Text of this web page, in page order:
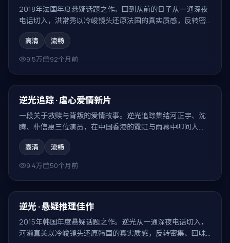
2018年法国年度悬疑话题之作。回到从前的日子从一通深夜
电话切入，洪常秀以冷峻镜头还原法国的真实质感，反转密
集、回味无穷。
高清
流畅
9.5万
92个月前
热门
逆光追踪 · 虐心爱情新片
一段关于救赎与背叛的爱情故事。逆光追踪集结河正宇、沈
腾、朴信惠三位演员，在中国香港的霓虹与雨幕中叩问人
性，结局耐人寻味。
高清
流畅
9.4万
50个月前
热门
逆光 · 悬疑推理佳作
2015年韩国年度悬疑话题之作。逆光从一通深夜电话切入，
河濑直美以冷峻镜头还原韩国的真实质感，反转密集、回味